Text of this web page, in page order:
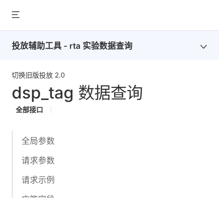
投放辅助工具 - rta 实验数据查询
切换旧版投放 2.0
dsp_tag 数据查询
全部接口
全局参数
请求参数
请求示例